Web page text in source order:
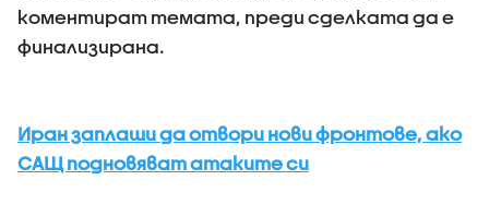
коментират темата, преди сделката да е
финализирана.
Иран заплаши да отвори нови фронтове, ако
САЩ подновяват атаките си